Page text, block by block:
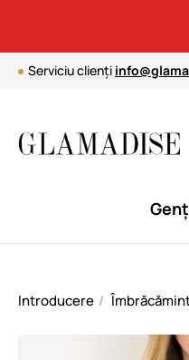
Serviciu clienți
Introducere